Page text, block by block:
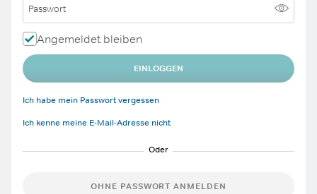
Passwort
Angemeldet bleiben
EINLOGGEN
Ich habe mein Passwort vergessen
Ich kenne meine E-Mail-Adresse nicht
OHNE PASSWORT ANMELDEN